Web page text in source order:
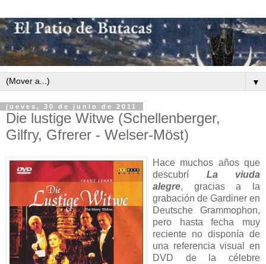
▼
jueves, 30 de junio de 2011
Die lustige Witwe (Schellenberger,
Gilfry, Gfrerer - Welser-Möst)
Hace muchos años que
descubrí La viuda
alegre, gracias a la
grabación de Gardiner en
Deutsche Grammophon,
pero hasta fecha muy
reciente no disponía de
una referencia visual en
DVD de la célebre